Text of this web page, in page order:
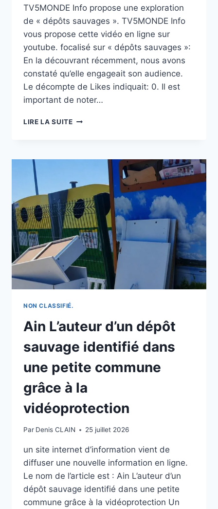
TV5MONDE Info propose une exploration
de « dépôts sauvages ». TV5MONDE Info
vous propose cette vidéo en ligne sur
youtube. focalisé sur « dépôts sauvages »:
En la découvrant récemment, nous avons
constaté qu’elle engageait son audience.
Le décompte de Likes indiquait: 0. Il est
important de noter…
LIRE LA SUITE(DÉPÔTS
OTTAWA,
SAUVAGES
EN
SUISSE,
YSALINE
BONAVENTURE
MENACÉE
PAR
LES
PARIEURS
NON CLASSIFIÉ.
Ain L’auteur d’un dépôt
sauvage identifié dans
une petite commune
grâce à la
vidéoprotection
Par Denis CLAIN 25 juillet 2026
un site internet d’information vient de
diffuser une nouvelle information en ligne.
Le nom de l’article est : Ain L’auteur d’un
dépôt sauvage identifié dans une petite
commune grâce à la vidéoprotection Un